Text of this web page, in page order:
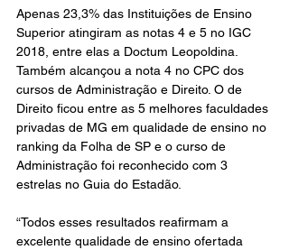
Apenas 23,3% das Instituições de Ensino
Superior atingiram as notas 4 e 5 no IGC
2018, entre elas a Doctum Leopoldina.
Também alcançou a nota 4 no CPC dos
cursos de Administração e Direito. O de
Direito ficou entre as 5 melhores faculdades
privadas de MG em qualidade de ensino no
ranking da Folha de SP e o curso de
Administração foi reconhecido com 3
estrelas no Guia do Estadão.
“Todos esses resultados reafirmam a
excelente qualidade de ensino ofertada